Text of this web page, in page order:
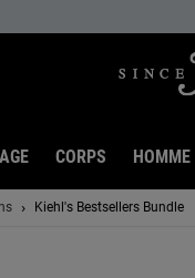
CORPS HOMME
Kiehl's Bestsellers Bundle